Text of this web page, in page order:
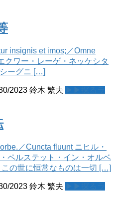
insignis et imos;／Omne
クワー・レーゲ・ネッケシタ
ーグニ […]
2023 鈴木 繁夫
／Cuncta fluunt ニヒル・
ペルステット・イン・オルベ
の世に恒常なものは一切 […]
2023 鈴木 繁夫